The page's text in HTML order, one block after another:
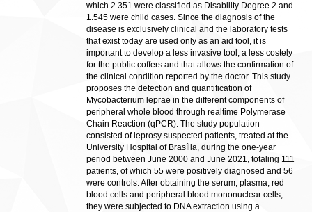
which 2.351 were classified as Disability Degree 2 and
1.545 were child cases. Since the diagnosis of the
disease is exclusively clinical and the laboratory tests
that exist today are used only as an aid tool, it is
important to develop a less invasive tool, a less costely
for the public coffers and that allows the confirmation of
the clinical condition reported by the doctor. This study
proposes the detection and quantification of
Mycobacterium leprae in the different components of
peripheral whole blood through realtime Polymerase
Chain Reaction (qPCR). The study population
consisted of leprosy suspected patients, treated at the
University Hospital of Brasília, during the one-year
period between June 2000 and June 2021, totaling 111
patients, of which 55 were positively diagnosed and 56
were controls. After obtaining the serum, plasma, red
blood cells and peripheral blood mononuclear cells,
they were subjected to DNA extraction using a